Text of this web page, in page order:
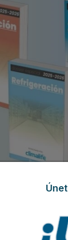
las normativas
multimedia a
Dossier Especial